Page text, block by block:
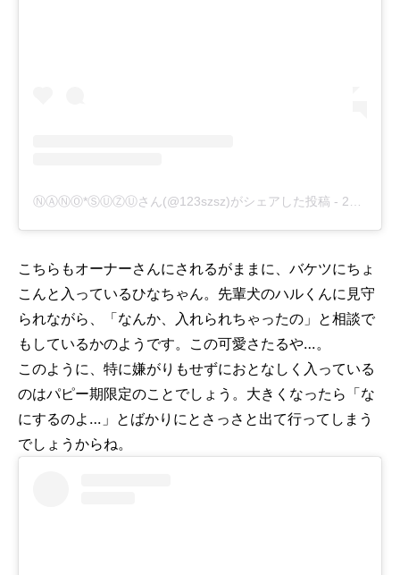
ⓃⒶⓃⓄ*ⓈⓊⓏⓊさん(@123szsz)がシェアした投稿 - 2019年 6月月24日午前4時08分PDT
こちらもオーナーさんにされるがままに、バケツにちょ
こんと入っているひなちゃん。先輩犬のハルくんに見守
られながら、「なんか、入れられちゃったの」と相談で
もしているかのようです。この可愛さたるや…。
このように、特に嫌がりもせずにおとなしく入っている
のはパピー期限定のことでしょう。大きくなったら「な
にするのよ…」とばかりにとさっさと出て行ってしまう
でしょうからね。